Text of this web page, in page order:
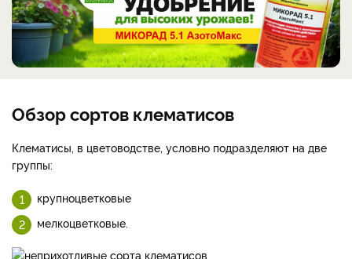
Обзор сортов клематисов
Клематисы, в цветоводстве, условно подразделяют на две
группы:
крупноцветковые
мелкоцветковые.